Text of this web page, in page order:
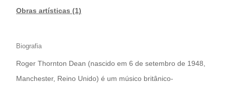
Obras artísticas (1)
Biografia
Roger Thornton Dean (nascido em 6 de setembro de 1948,
Manchester, Reino Unido) é um músico britânico-